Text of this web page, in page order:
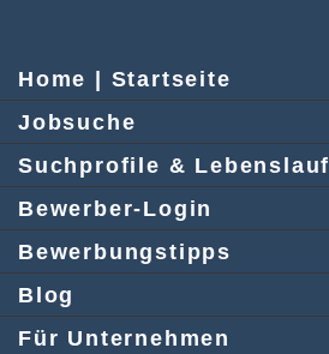
Home | Startseite
Jobsuche
Suchprofile & Lebenslauf
Bewerber-Login
Bewerbungstipps
Blog
Für Unternehmen